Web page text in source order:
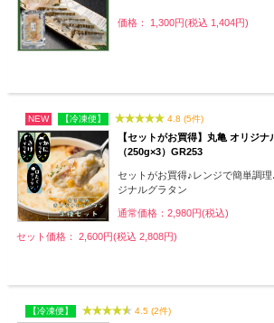
価格： 1,300円(税込 1,404円)
NEW 【冷凍便】 4.8 (5件)
【セットがお買得】丸亀 オリジ
（250g×3）GR253
セットがお買得♪レンジで簡単調
ジナルグラタン
通常価格：2,980円(税込)
セット価格： 2,600円(税込 2,808円)
【冷凍便】 4.5 (2件)